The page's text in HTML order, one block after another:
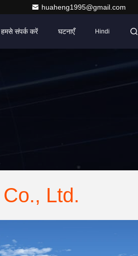
huaheng1995@gmail.com
हमसे संपर्क करें घटनाएँ Hindi
Ltd.